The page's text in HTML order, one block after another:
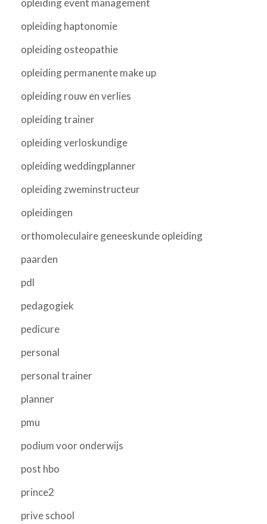
opleiding haptonomie
opleiding osteopathie
opleiding permanente make up
opleiding rouw en verlies
opleiding trainer
opleiding verloskundige
opleiding weddingplanner
opleiding zweminstructeur
opleidingen
orthomoleculaire geneeskunde opleiding
paarden
pdl
pedagogiek
pedicure
personal
personal trainer
planner
pmu
podium voor onderwijs
post hbo
prince2
prive school